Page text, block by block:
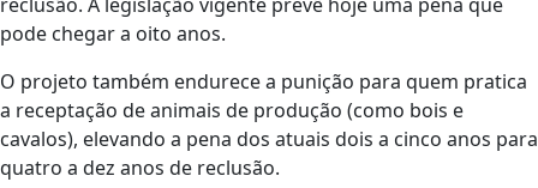
pode chegar a oito anos.
O projeto também endurece a punição para quem pratica
a receptação de animais de produção (como bois e
cavalos), elevando a pena dos atuais dois a cinco anos para
quatro a dez anos de reclusão.